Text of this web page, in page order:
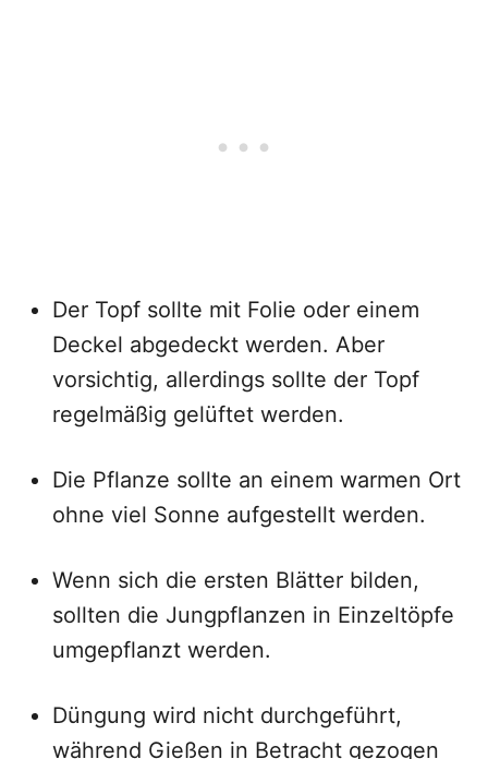
Der Topf sollte mit Folie oder einem
Deckel abgedeckt werden. Aber
vorsichtig, allerdings sollte der Topf
regelmäßig gelüftet werden.
Die Pflanze sollte an einem warmen Ort
ohne viel Sonne aufgestellt werden.
Wenn sich die ersten Blätter bilden,
sollten die Jungpflanzen in Einzeltöpfe
umgepflanzt werden.
Düngung wird nicht durchgeführt,
während Gießen in Betracht gezogen